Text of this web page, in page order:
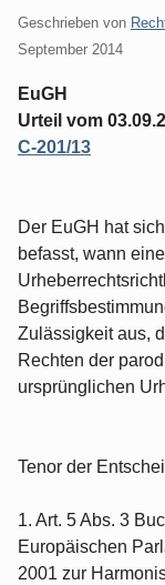
Geschrieben von
September 2014
EuGH
Urteil vom
C‑201/13
Der EuGH hat
befasst, wann
Zulässigkeit aus,
Rechten der
ursprünglichen
Tenor der
1. Art. 5 Abs. 3
Europäischen
2001 zur